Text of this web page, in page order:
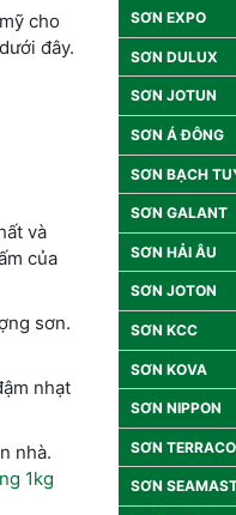
cho
đây.
và
của
sơn.
nhạt
nhà.
1kg
SƠN EXPO
SƠN DULUX
SƠN JOTUN
SƠN Á ĐÔNG
SƠN BẠCH
SƠN GALANT
SƠN HẢI ÂU
SƠN JOTON
SƠN KCC
SƠN KOVA
SƠN NIPPON
SƠN TERRACO
SƠN